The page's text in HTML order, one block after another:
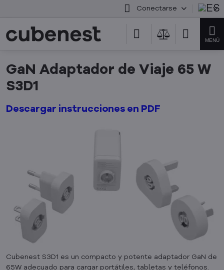
Conectarse
GaN Adaptador de Viaje 65 W
S3D1
Descargar instrucciones en PDF
Cubenest S3D1 es un compacto y potente adaptador GaN de
65W adecuado para cargar portátiles, tabletas y teléfonos.